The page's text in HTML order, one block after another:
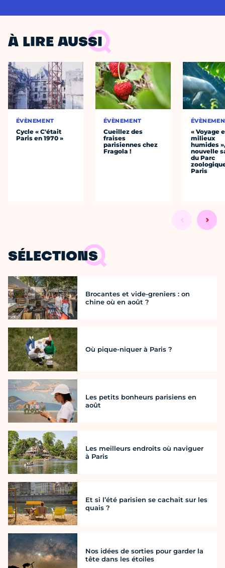
À LIRE AUSSI
ÉVÈNEMENT
Cycle « C'était
Paris en 1970 »
ÉVÈNEMENT
Cueillez des
fraises
parisiennes chez
Fragola !
« Voyage
milieux
humides
nouvelle
du Parc
Paris
SÉLECTIONS
Brocantes et vide-greniers : on
chine où en août ?
Où pique-niquer à Paris ?
Les petits bonheurs parisiens en
août
Les meilleurs endroits où naviguer
à Paris
Et si l’été parisien se cachait sur les
quais ?
Nos idées de sorties pour garder la
tête dans les étoiles